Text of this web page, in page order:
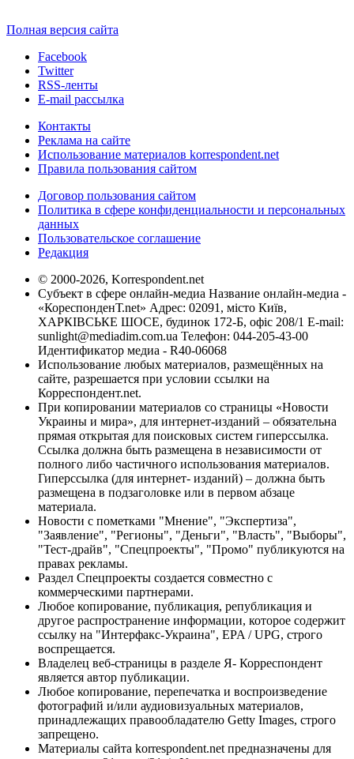
Полная версия сайта
Facebook
Twitter
RSS-ленты
E-mail рассылка
Контакты
Реклама на сайте
Использование материалов korrespondent.net
Правила пользования сайтом
Договор пользования сайтом
Политика в сфере конфиденциальности и персональных
данных
Пользовательское соглашение
Редакция
© 2000-2026, Korrespondent.net
Субъект в сфере онлайн-медиа Название онлайн-медиа -
«КореспонденТ.net» Адрес: 02091, місто Київ,
ХАРКІВСЬКЕ ШОСЕ, будинок 172-Б, офіс 208/1 E-mail:
sunlight@mediadim.com.ua Телефон: 044-205-43-00
Идентификатор медиа - R40-06068
Использование любых материалов, размещённых на
сайте, разрешается при условии ссылки на
Корреспондент.net.
При копировании материалов со страницы «Новости
Украины и мира», для интернет-изданий – обязательна
прямая открытая для поисковых систем гиперссылка.
Ссылка должна быть размещена в независимости от
полного либо частичного использования материалов.
Гиперссылка (для интернет- изданий) – должна быть
размещена в подзаголовке или в первом абзаце
материала.
Новости с пометками "Мнение", "Экспертиза",
"Заявление", "Регионы", "Деньги", "Власть", "Выборы",
"Тест-драйв", "Спецпроекты", "Промо" публикуются на
правах рекламы.
Раздел Спецпроекты создается совместно с
коммерческими партнерами.
Любое копирование, публикация, републикация и
другое распространение информации, которое содержит
ссылку на "Интерфакс-Украина", EPA / UPG, строго
воспрещается.
Владелец веб-страницы в разделе Я- Корреспондент
является автор публикации.
Любое копирование, перепечатка и воспроизведение
фотографий и/или аудиовизуальных материалов,
принадлежащих правообладателю Getty Images, строго
запрещено.
Материалы сайта korrespondent.net предназначены для